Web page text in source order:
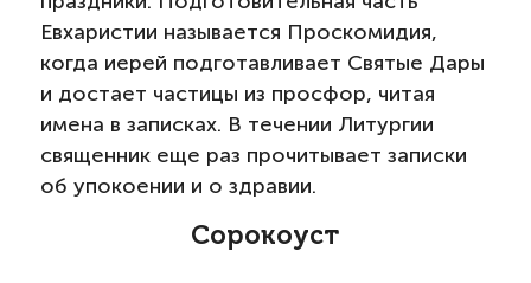
Евхаристии называется Проскомидия,
когда иерей подготавливает Святые Дары
и достает частицы из просфор, читая
имена в записках. В течении Литургии
священник еще раз прочитывает записки
об упокоении и о здравии.
Сорокоуст